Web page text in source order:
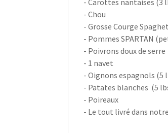
- Carottes nantaises (3
- Chou
- Grosse Courge
- Pommes SPARTAN
- Poivrons doux de serre
- 1 navet
- Oignons espagnols (5
- Patates blanches (5
- Poireaux
- Le tout livré dans